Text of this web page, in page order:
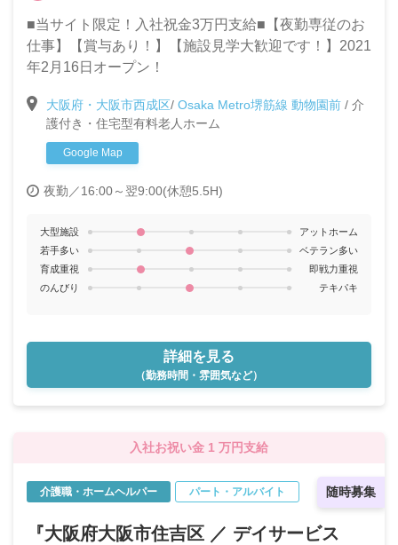
■当サイト限定！入社祝金3万円支給■【夜勤専従のお
仕事】【賞与あり！】【施設見学大歓迎です！】2021
年2月16日オープン！
大阪府・大阪市西成区/ Osaka Metro堺筋線 動物園前 / 介
護付き・住宅型有料老人ホーム
Google Map
夜勤／16:00～翌9:00(休憩5.5H)
大型施設
アットホーム
若手多い
ベテラン多い
育成重視
即戦力重視
のんびり
テキパキ
詳細を見る
（勤務時間・雰囲気など）
入社お祝い金 1 万円支給
随時募集
介護職・ホームヘルパー パート・アルバイト
『大阪府大阪市住吉区 ／ デイサービス